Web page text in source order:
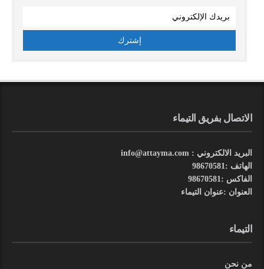
الاتصال بفريق التيماء
البريد الالكتروني : info@attayma.com
الهاتف :98670581
الفاكس :98670581
العنوان :عنوان التيماء
التيماء
من نحن